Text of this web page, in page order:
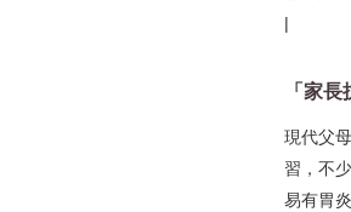
|
「家
現代父
習，不
易有胃